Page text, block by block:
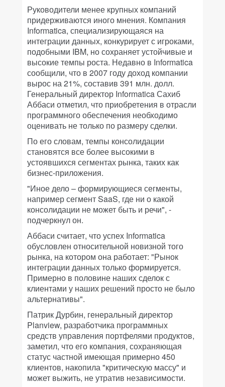
Руководители менее крупных компаний
придерживаются иного мнения. Компания
Informatica, специализирующаяся на
интеграции данных, конкурирует с игроками,
подобными IBM, но сохраняет устойчивые и
высокие темпы роста. Недавно в Informatica
сообщили, что в 2007 году доход компании
вырос на 21%, составив 391 млн. долл.
Генеральный директор Informatica Сахиб
Аббаси отметил, что приобретения в отрасли
программного обеспечения необходимо
оценивать не только по размеру сделки.
По его словам, темпы консолидации
становятся все более высокими в
устоявшихся сегментах рынка, таких как
бизнес-приложения.
"Иное дело – формирующиеся сегменты,
например сегмент SaaS, где ни о какой
консолидации не может быть и речи", -
подчеркнул он.
Аббаси считает, что успех Informatica
обусловлен относительной новизной того
рынка, на котором она работает: "Рынок
интеграции данных только формируется.
Примерно в половине наших сделок с
клиентами у наших решений просто не было
альтернативы".
Патрик Дурбин, генеральный директор
Planview, разработчика программных
средств управления портфелями продуктов,
заметил, что его компания, сохраняющая
статус частной имеющая примерно 450
клиентов, накопила "критическую массу" и
может выжить, не утратив независимости.